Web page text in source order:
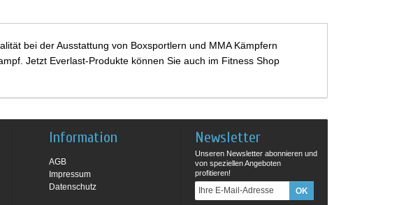
bei der Ausstattung von Boxsportlern und MMA Kämpfern
Jetzt Everlast-Produkte können Sie auch im Fitness Shop
Information
AGB
Impressum
Datenschutz
Newsletter
Unseren Newsletter abonnieren und
von speziellen Angeboten
profitieren!